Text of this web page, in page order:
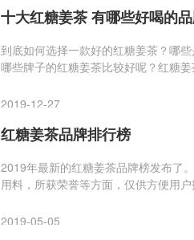
十大红糖姜茶 有哪些好喝的
到底如何选择一款好的红糖姜茶？哪
哪些牌子的红糖姜茶比较好呢？红糖
2019-12-27
红糖姜茶品牌排行榜
2019年最新的红糖姜茶品牌榜发布了
用料，所获荣誉等方面，仅供方便用
2019-05-05